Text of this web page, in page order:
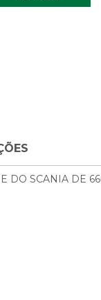
DO SCANIA DE